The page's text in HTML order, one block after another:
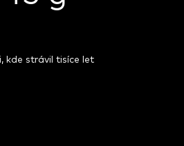
kde strávil tisíce let